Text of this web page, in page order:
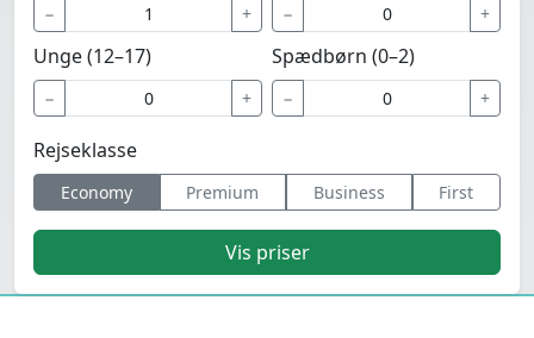
− + − +
Unge (12–17)
− +
Spædbørn (0–2)
− +
Rejseklasse
Economy Premium Business First
Vis priser